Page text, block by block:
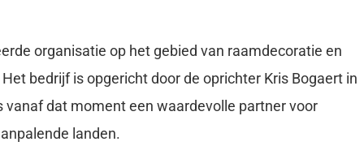
organisatie op het gebied van raamdecoratie en
bedrijf is opgericht door de oprichter Kris Bogaert in
vanaf dat moment een waardevolle partner voor
landen.